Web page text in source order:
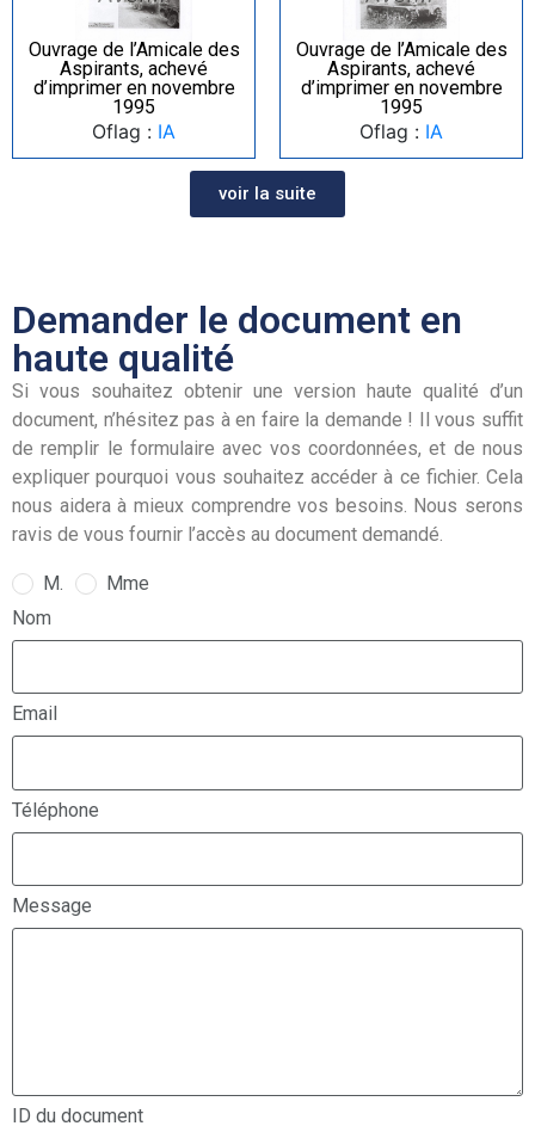
Ouvrage de l’Amicale des
Aspirants, achevé
d’imprimer en novembre
1995
Oflag : IA
Ouvrage de l’Amicale des
Aspirants, achevé
d’imprimer en novembre
1995
Oflag : IA
voir la suite
Demander le document en
haute qualité
Si vous souhaitez obtenir une version haute qualité d’un
document, n’hésitez pas à en faire la demande ! Il vous suffit
de remplir le formulaire avec vos coordonnées, et de nous
expliquer pourquoi vous souhaitez accéder à ce fichier. Cela
nous aidera à mieux comprendre vos besoins. Nous serons
ravis de vous fournir l’accès au document demandé.
M.
Mme
Nom
Email
Téléphone
Message
ID du document